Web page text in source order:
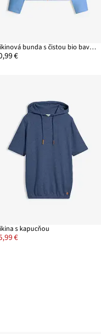
Mikinová bunda s čistou bio bavlnou
€
s kapucňou
€